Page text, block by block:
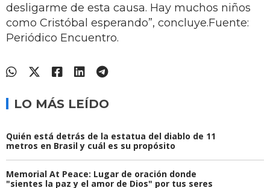
desligarme de esta causa. Hay muchos niños
como Cristóbal esperando”, concluye.Fuente:
Periódico Encuentro.
LO MÁS LEÍDO
Quién está detrás de la estatua del diablo de 11
metros en Brasil y cuál es su propósito
Memorial At Peace: Lugar de oración donde
"sientes la paz y el amor de Dios" por tus seres